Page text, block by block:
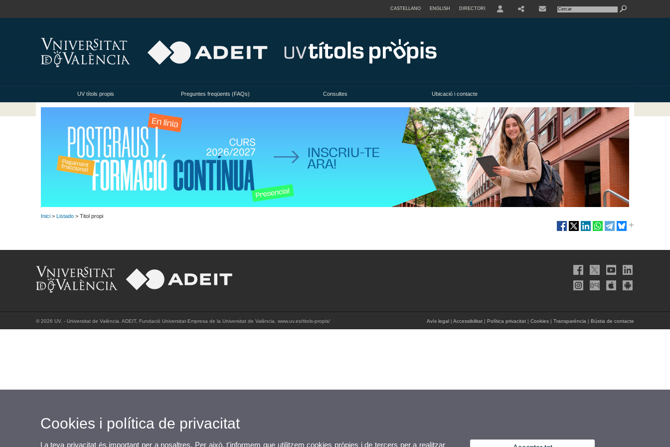
CASTELLANO ENGLISH DIRECTORI
UV títols propis Preguntes freqüents (FAQs) Consultes Ubicació i contacte
Inici > Listado > Titol propi
© 2026 UV. - Universitat de València. ADEIT, Fundació Universitat-Empresa de la Universitat de València. www.uv.es/titols-propis/ Avís legal | Accessibilitat | Política privacitat | Cookies | Transparència | Bústia de contacte
Cookies i política de privacitat
La teva privacitat és important per a nosaltres. Per això, t'informem que utilitzem cookies pròpies i de tercers per a realitzar